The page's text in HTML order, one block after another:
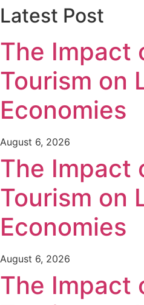
Latest Post
The Impact
Tourism on
Economies
August 6, 2026
The Impact
Tourism on
Economies
August 6, 2026
The Impact